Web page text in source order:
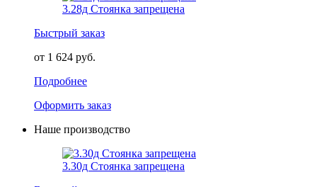
3.28д Стоянка запрещена
Быстрый заказ
от 1 624 руб.
Подробнее
Оформить заказ
Наше производство
3.30д Стоянка запрещена